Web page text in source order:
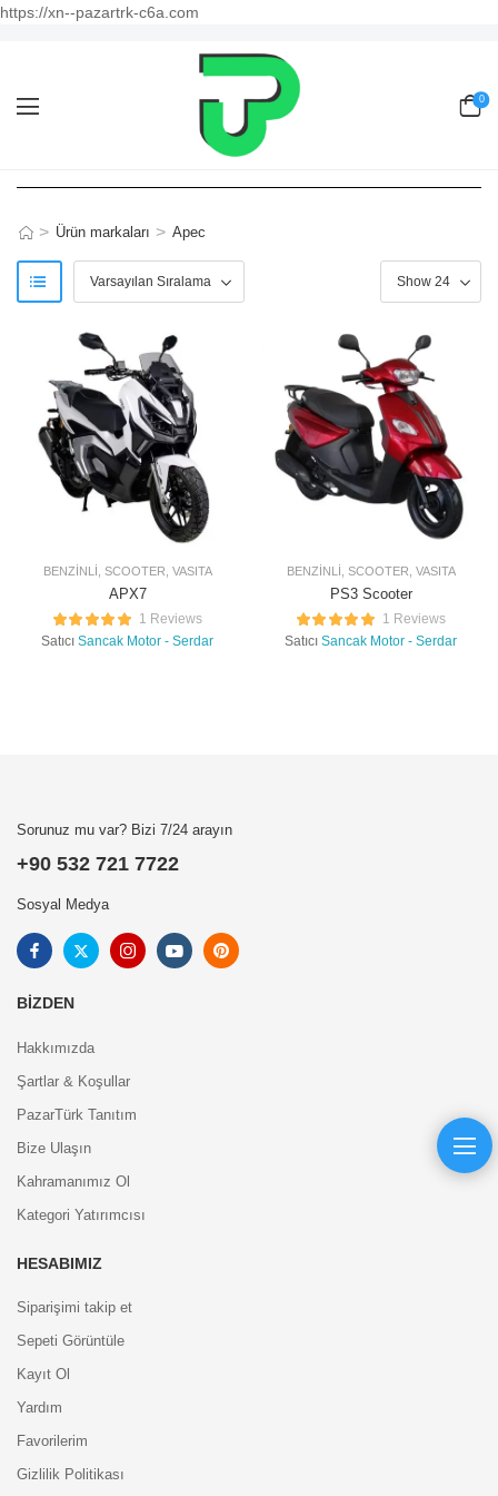
https://xn--pazartrk-c6a.com
0
> Ürün markaları > Apec
BENZINLI SCOOTER VASITA
APX7
1 Reviews
Satıcı Sancak Motor - Serdar
BENZINLI SCOOTER VASITA
PS3 Scooter
1 Reviews
Satıcı Sancak Motor - Serdar
Sorunuz mu var? Bizi 7/24 arayın
+90 532 721 7722
Sosyal Medya
BIZDEN
Hakkımızda
Şartlar & Koşullar
PazarTürk Tanıtım
Bize Ulaşın
Kahramanımız Ol
Kategori Yatırımcısı
HESABIMIZ
Siparişimi takip et
Sepeti Görüntüle
Kayıt Ol
Yardım
Favorilerim
Gizlilik Politikası